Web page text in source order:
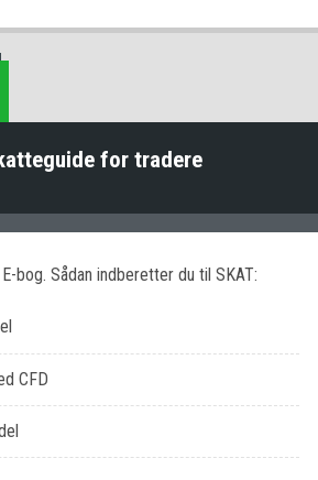
for tradere
bog. Sådan indberetter du til SKAT:
CFD